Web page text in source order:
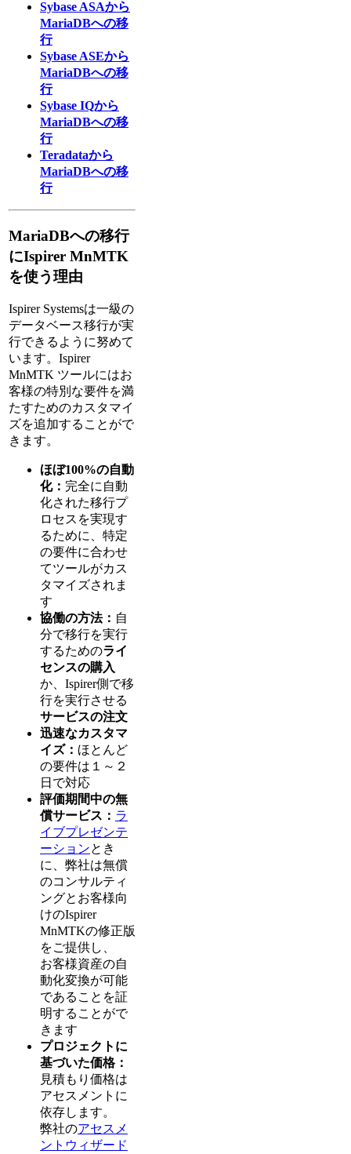
Sybase ASAから
MariaDBへの移
行
Sybase ASEから
MariaDBへの移
行
Sybase IQから
MariaDBへの移
行
Teradataから
MariaDBへの移
行
MariaDBへの移行
にIspirer MnMTK
を使う理由
Ispirer Systemsは一級の
データベース移行が実
行できるように努めて
います。Ispirer
MnMTK ツールにはお
客様の特別な要件を満
たすためのカスタマイ
ズを追加することがで
きます。
ほぼ100%の自動
化： 完全に自動
化された移行プ
ロセスを実現す
るために、特定
の要件に合わせ
てツールがカス
タマイズされま
す
協働の方法： 自
分で移行を実行
するためのライ
センスの購入
か、Ispirer側で移
行を実行させる
サービスの注文
迅速なカスタマ
イズ： ほとんど
の要件は１～２
日で対応
評価期間中の無
償サービス： ラ
イブプレゼンテ
ーションとき
に、弊社は無償
のコンサルティ
ングとお客様向
けのIspirer
MnMTKの修正版
をご提供し、
お客様資産の自
動化変換が可能
であることを証
明することがで
きます
プロジェクトに
基づいた価格：
見積もり価格は
アセスメントに
依存します。
弊社のアセスメ
ントウィザード